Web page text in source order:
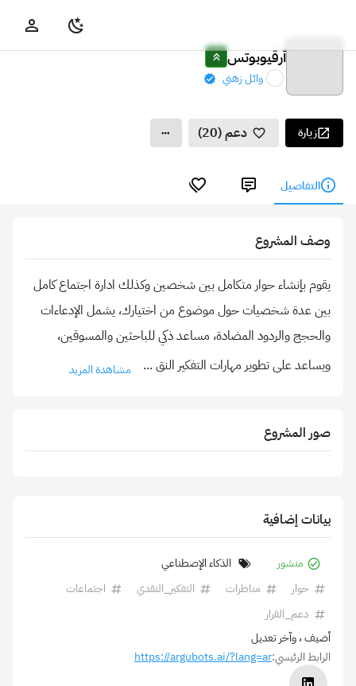
أرقيوبوتس
وائل زهني
زيارة دعم (20)
التفاصيل
وصف المشروع
يقوم بإنشاء حوار متكامل بين شخصين وكذلك ادارة اجتماع كامل
بين عدة شخصيات حول موضوع من اختيارك، يشمل الإدعاءات
والحجج والردود المضادة، مساعد ذكي للباحثين والمسوقين،
ويساعد على تطوير مهارات التفكير النق ... مشاهدة المزيد
صور المشروع
بيانات إضافية
منشور
الذكاء الإصطناعي
حوار
مناظرات التفكير_النقدي
اجتماعات
دعم_القرار
أضيف، وآخر تعديل
الرابط الرئيسي:https://argubots.ai/?lang=ar